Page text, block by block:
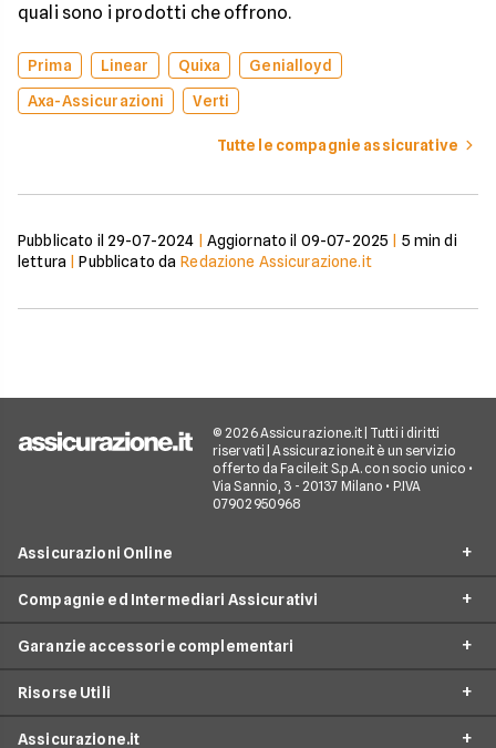
quali sono i prodotti che offrono.
Prima Linear Quixa
Genialloyd
Axa-Assicurazioni
Verti
Tutte le compagnie assicurative
Pubblicato il 29-07-2024 | Aggiornato il 09-07-2025 | 5 min di
lettura |Pubblicato da Redazione Assicurazione.it
© 2026 Assicurazione.it | Tutti i diritti
riservati | Assicurazione.it è un servizio
offerto da Facile.it S.p.A. con socio unico •
Via Sannio, 3 - 20137 Milano • P.IVA
07902950968
Assicurazioni Online
RC Auto
RC Moto
Assicurazione Ciclomotore
Compagnie ed Intermediari Assicurativi
Allianz Direct
Prima.it
Garanzie accessorie complementari
Infortuni conducente
Risorse Utili
Assicurazione.it